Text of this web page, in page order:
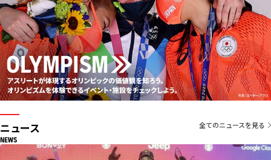
ニュース
NEWS
全てのニュースを見る